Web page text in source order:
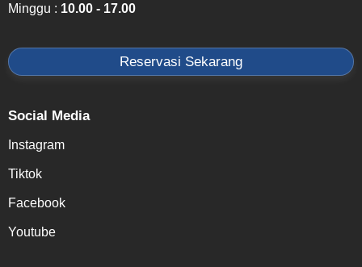
Minggu : 10.00 - 17.00
Reservasi Sekarang
Social Media
Instagram
Tiktok
Facebook
Youtube